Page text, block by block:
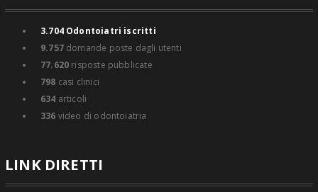
3.704Odontoiatri iscritti
9.757domande poste dagli utenti
77.620 risposte pubblicate
798 casi clinici
634 articoli
336 video di odontoiatria
LINK DIRETTI